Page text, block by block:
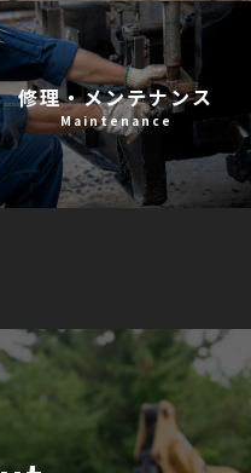
修理・メンテナンス
Maintenance